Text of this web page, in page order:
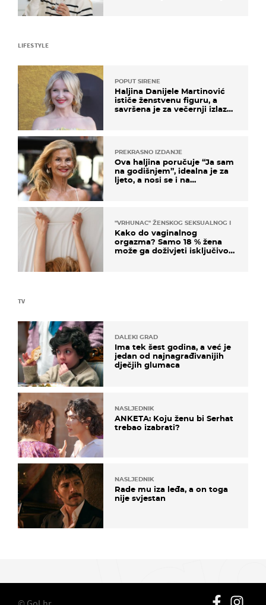
TV
DALEKI GRAD
Ima tek šest godina, a već je
jedan od najnagrađivanijih
dječjih glumaca
NASLJEDNIK
ANKETA: Koju ženu bi Serhat
trebao izabrati?
NASLJEDNIK
Rade mu iza leđa, a on toga
nije svjestan
LIFESTYLE
POPUT SIRENE
Haljina Danijele Martinović
ističe ženstvenu figuru, a
savršena je za večernji izlazak
PREKRASNO IZDANJE
Ova haljina poručuje “Ja sam
na godišnjem”, idealna je za
ljeto, a nosi se i na
"VRHUNAC" ŽENSKOG SEKSUALNOG ISKUSTVA
Kako do vaginalnog
orgazma? Samo 18 % žena
može ga doživjeti isključivo